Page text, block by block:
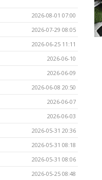
2026-08-01 07:00
2026-07-29 08:05
2026-06-25 11:11
2026-06-10
2026-06-09
2026-06-08 20:50
2026-06-07
2026-06-03
2026-05-31 20:36
2026-05-31 08:18
2026-05-31 08:06
2026-05-25 08:48